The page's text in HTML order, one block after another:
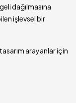
32 m²dağılmasına
işlevsel bir
arayanlar için